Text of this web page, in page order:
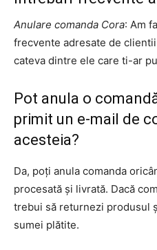
Anulare comanda Cora: Am
frecvente adresate de
cateva dintre ele care ti-ar
Pot anula o
primit un e-mail de
acesteia?
Da, poți anula comanda
procesată și livrată. Dacă
trebui să returnezi produsul
sumei plătite.